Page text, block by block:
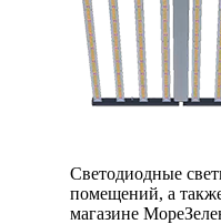
Светодиодные
помещений, а
магазине